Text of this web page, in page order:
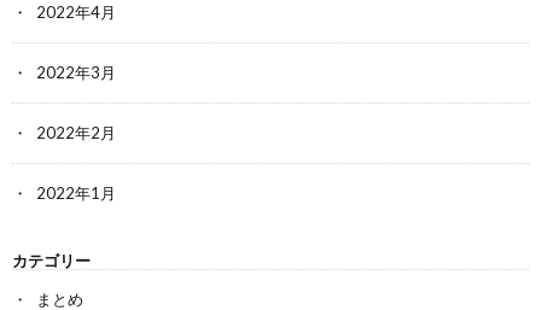
2022年4月
2022年3月
2022年2月
2022年1月
カテゴリー
まとめ